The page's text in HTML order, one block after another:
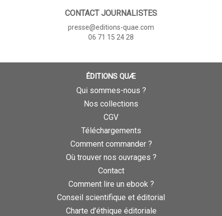
CONTACT JOURNALISTES
presse@editions-quae.com
06 71 15 24 28
ÉDITIONS QUÆ
Qui sommes-nous ?
Nos collections
CGV
Téléchargements
Comment commander ?
Où trouver nos ouvrages ?
Contact
Comment lire un ebook ?
Conseil scientifique et éditorial
Charte d’éthique éditoriale